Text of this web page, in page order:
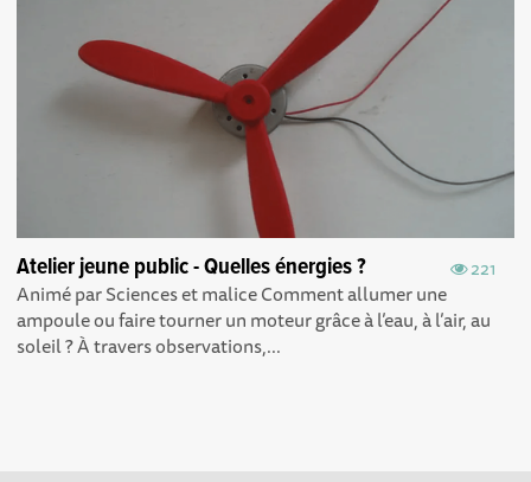
221
Atelier jeune public - Quelles énergies ?
Animé par Sciences et malice Comment allumer une
ampoule ou faire tourner un moteur grâce à l’eau, à l’air, au
soleil ? À travers observations,...